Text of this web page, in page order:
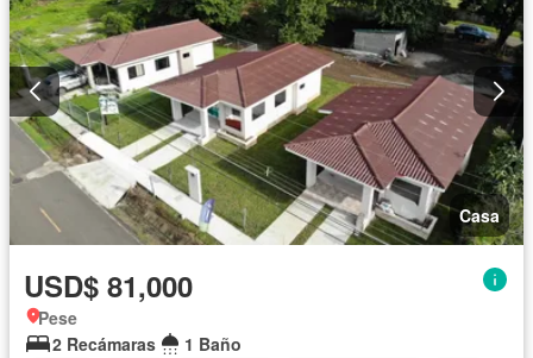
Casa
USD$ 81,000
Pese
2 Recámaras
1 Baño